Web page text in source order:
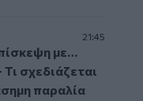
21:45
με…
σχεδιάζεται
παραλία